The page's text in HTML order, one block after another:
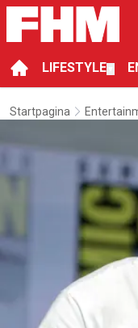
LIFESTYLE
Startpagina